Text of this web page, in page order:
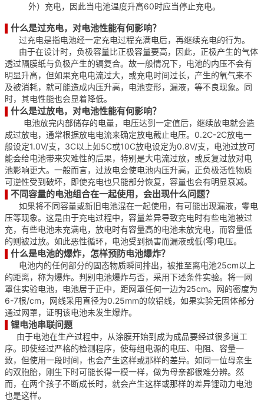
外）充电，因此当电池温度升高60时应当停止充电。
什么是过充电，对电池性能有何影响？
过充电是指电池经一定充电过程充满电后，再继续充电的行为。
由于在设计时，负极容量比正极容量要高，因此，正极产生的气体
透过隔膜纸与负极产生的镉复合。故一般情况下，电池的内压不会有
明显升高，但如果充电电流过大，或充电时间过长，产生的氧气来不
及被消耗，就可能造成内压升高，电池变形，漏液，等不良现象。同
时，其电性能也会显着降低。
什么是过放电，对电池性能有何影响？
电池放完内部储存的电量，电压达到一定值后，继续放电就会造
成过放电，通常根据放电电流来确定放电截止电压。0.2C-2C放电一
般设定1.0V/支，3C以上如5C或10C放电设定为0.8V/支，电池过放可
能会给电池带来灾难性的后果，特别是大电流过放，或反复过放对电
池影响更大。一般而言，过放电会使电池内压升高，正负极活性物质
可逆性受到破坏，即使充电也只能部分恢复，容量也会有明显衰减。
不同容量的电池组合在一起使用，会出现什么问题？
如果将不同容量或新旧电池混在一起使用，有可能出现漏液，零电
压等现象。这是由于充电过程中，容量差异导致充电时有些电池被过
充，有些电池未充满电，放电时有容量高的电池未放完电，而容量低
的则被过放。如此恶性循环，电池受到损害而漏液或低(零)电压。
什么是电池的爆炸，怎样预防电池爆炸？
电池内的任何部分的固态物质瞬间排出，被推至离电池25cm以上
的距离，称为爆炸。判别电池爆炸与否，采用下述条件实验。将一网
罩住实验电池，电池居于正中，距网罩任何一边为25cm。网的密度为
6-7根/cm，网线采用直径为0.25mm的软铝线，如果实验无固体部分
通过网罩，证明该电池未发生爆炸。
锂电池串联问题
由于电池在生产过程中，从涂膜开始到成为成品要经过很多道工
序。即使经过严格的检测程序，使每组电源的电压、电阻、容量一
致，但使用一段时间，也会产生这样或那样的差异。如同一位母亲生
的双胞胎，刚生下时可能长得一模一样，做为母亲都很难分辨。然
而，在两个孩子不断成长时，就会产生这样或那样的差异锂动力电池
也是这样。